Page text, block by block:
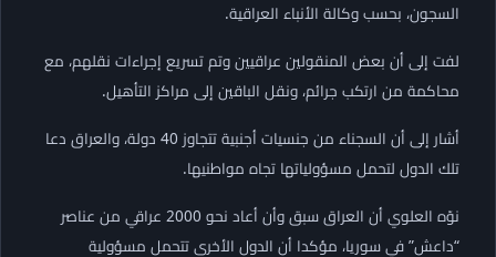
السجون، بحسب وكالة الأنباء العراقية.
لفت إلى أن بعض المنقولين عراقيين وتم تسريع إجراءات نقلهم، مع
محاكمة من ارتكب جرائم، ونقل الباقين إلى مراكز التأهيل.
أشار إلى أن السجناء من جنسيات أجنبية تتجاوز 40 دولة، والعراق دعا
تلك الدول لتحمل مسؤولياتها تجاه مواطنيها.
نوّه العلوي أن العراق سبق وأن أعاد نحو 2000 عراقي من عناصر
“داعش” في سوريا، مؤكدا أن الدول الأخرى تتحمل مسؤولية